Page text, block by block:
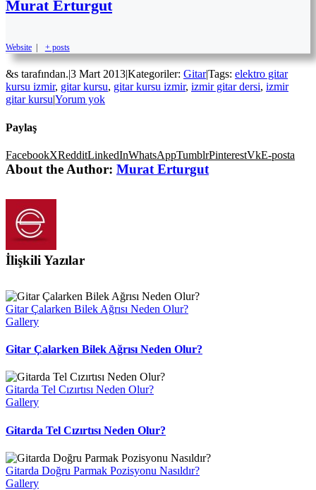
Murat Erturgut
Website + posts
&s tarafından.|3 Mart 2013|Kategoriler: Gitar|Tags: elektro gitar
kursu izmir, gitar kursu, gitar kursu izmir, izmir gitar dersi, izmir
gitar kursu|Yorum yok
Paylaş
FacebookXRedditLinkedInWhatsAppTumblrPinterestVkE-posta
About the Author: Murat Erturgut
İlişkili Yazılar
Gitar Çalarken Bilek Ağrısı Neden Olur?
Gallery
Gitar Çalarken Bilek Ağrısı Neden Olur?
Gitarda Tel Cızırtısı Neden Olur?
Gallery
Gitarda Tel Cızırtısı Neden Olur?
Gitarda Doğru Parmak Pozisyonu Nasıldır?
Gallery